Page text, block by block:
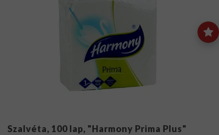
Szalvéta, 100 lap, "Harmony Prima Plus"